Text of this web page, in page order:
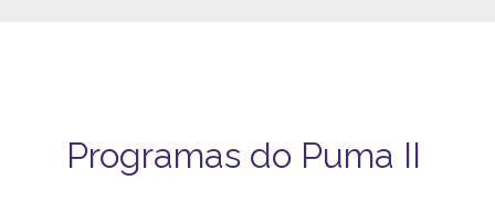
Programas do Puma II